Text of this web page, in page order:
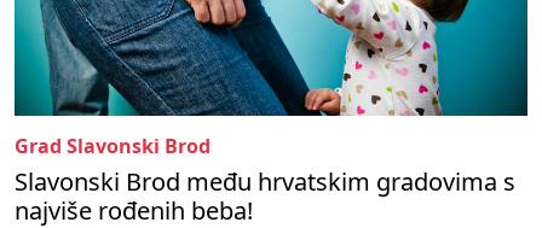
Grad Slavonski Brod
Slavonski Brod među hrvatskim gradovima s
najviše rođenih beba!